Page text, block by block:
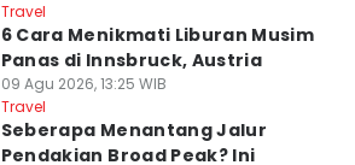
Travel
6 Cara Menikmati Liburan Musim
Panas di Innsbruck, Austria
09 Agu 2026, 13:25 WIB
Travel
Seberapa Menantang Jalur
Pendakian Broad Peak? Ini